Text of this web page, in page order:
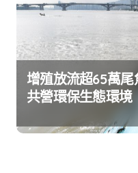
增殖放流超65萬
共營環保生態環境